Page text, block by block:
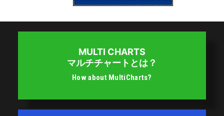
MULTI CHARTS
マルチチャートとは？
How about MultiCharts?